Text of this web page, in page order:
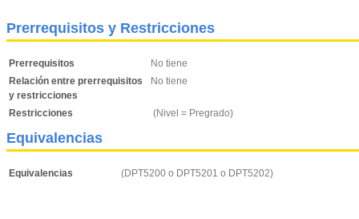
Prerrequisitos y Restricciones
Prerrequisitos
No tiene
Relación entre prerrequisitos
y restricciones
No tiene
Restricciones (Nivel = Pregrado)
Equivalencias
Equivalencias (DPT5200 o DPT5201 o DPT5202)